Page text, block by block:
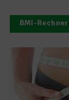
BMI-Rechner